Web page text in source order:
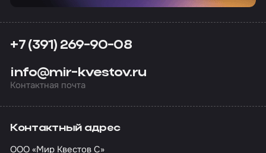
+7 (391) 269-90-08
info@mir-kvestov.ru
Контактная почта
Контактный адрес
ООО «Мир Квестов С»